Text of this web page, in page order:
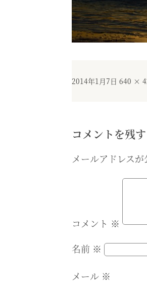
投
2014年1月7日 フ
640 ×
コメントを残す
メールアドレス
コメント ※
名前 ※
メール ※